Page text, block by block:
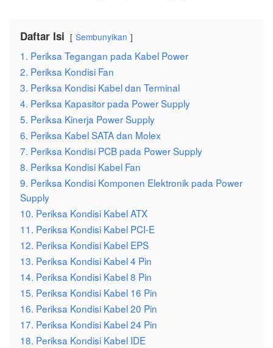
Daftar Isi Sembunyikan
1. Periksa Tegangan pada Kabel Power
2. Periksa Kondisi Fan
3. Periksa Kondisi Kabel dan Terminal
4. Periksa Kapasitor pada Power Supply
5. Periksa Kinerja Power Supply
6. Periksa Kabel SATA dan Molex
7. Periksa Kondisi PCB pada Power Supply
8. Periksa Kondisi Kabel Fan
9. Periksa Kondisi Komponen Elektronik pada Power
Supply
10. Periksa Kondisi Kabel ATX
11. Periksa Kondisi Kabel PCI-E
12. Periksa Kondisi Kabel EPS
13. Periksa Kondisi Kabel 4 Pin
14. Periksa Kondisi Kabel 8 Pin
15. Periksa Kondisi Kabel 16 Pin
16. Periksa Kondisi Kabel 20 Pin
17. Periksa Kondisi Kabel 24 Pin
18. Periksa Kondisi Kabel IDE